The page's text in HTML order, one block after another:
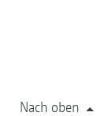
Nach oben